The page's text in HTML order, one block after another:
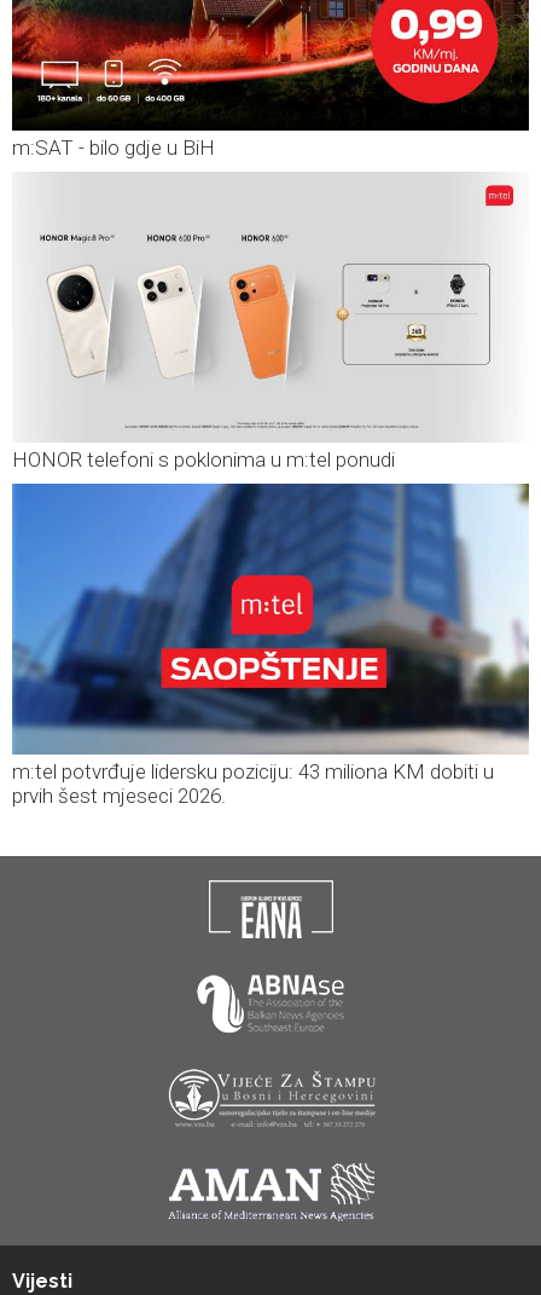
m:SAT - bilo gdje u BiH
HONOR telefoni s poklonima u m:tel ponudi
m:tel potvrđuje lidersku poziciju: 43 miliona KM dobiti u
prvih šest mjeseci 2026.
Vijesti